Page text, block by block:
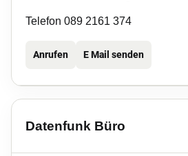
Telefon 089 2161 374
Anrufen E Mail senden
Datenfunk Büro